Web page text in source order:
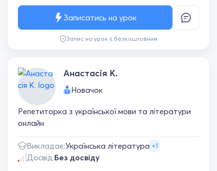
Запис на урок є безкоштовним
Записатись на урок
Анастасія К.
Новачок
Репетиторка з української мови та літератури
онлайн
Викладає:Українська література +1
Досвід:Без досвіду